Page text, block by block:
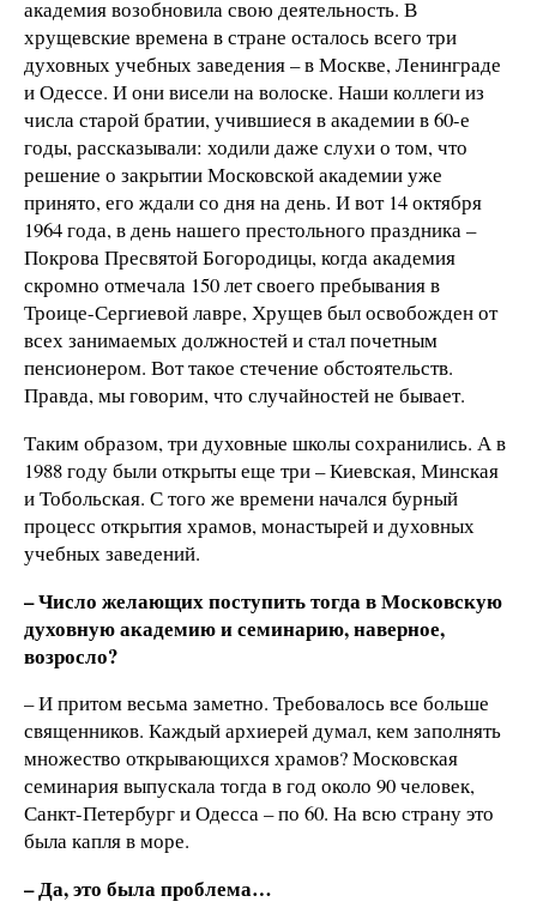
академия возобновила свою деятельность. В
хрущевские времена в стране осталось всего три
духовных учебных заведения – в Москве, Ленинграде
и Одессе. И они висели на волоске. Наши коллеги из
числа старой братии, учившиеся в академии в 60-е
годы, рассказывали: ходили даже слухи о том, что
решение о закрытии Московской академии уже
принято, его ждали со дня на день. И вот 14 октября
1964 года, в день нашего престольного праздника –
Покрова Пресвятой Богородицы, когда академия
скромно отмечала 150 лет своего пребывания в
Троице-Сергиевой лавре, Хрущев был освобожден от
всех занимаемых должностей и стал почетным
пенсионером. Вот такое стечение обстоятельств.
Правда, мы говорим, что случайностей не бывает.
Таким образом, три духовные школы сохранились. А в
1988 году были открыты еще три – Киевская, Минская
и Тобольская. С того же времени начался бурный
процесс открытия храмов, монастырей и духовных
учебных заведений.
– Число желающих поступить тогда в Московскую
духовную академию и семинарию, наверное,
возросло?
– И притом весьма заметно. Требовалось все больше
священников. Каждый архиерей думал, кем заполнять
множество открывающихся храмов? Московская
семинария выпускала тогда в год около 90 человек,
Санкт-Петербург и Одесса – по 60. На всю страну это
была капля в море.
– Да, это была проблема…